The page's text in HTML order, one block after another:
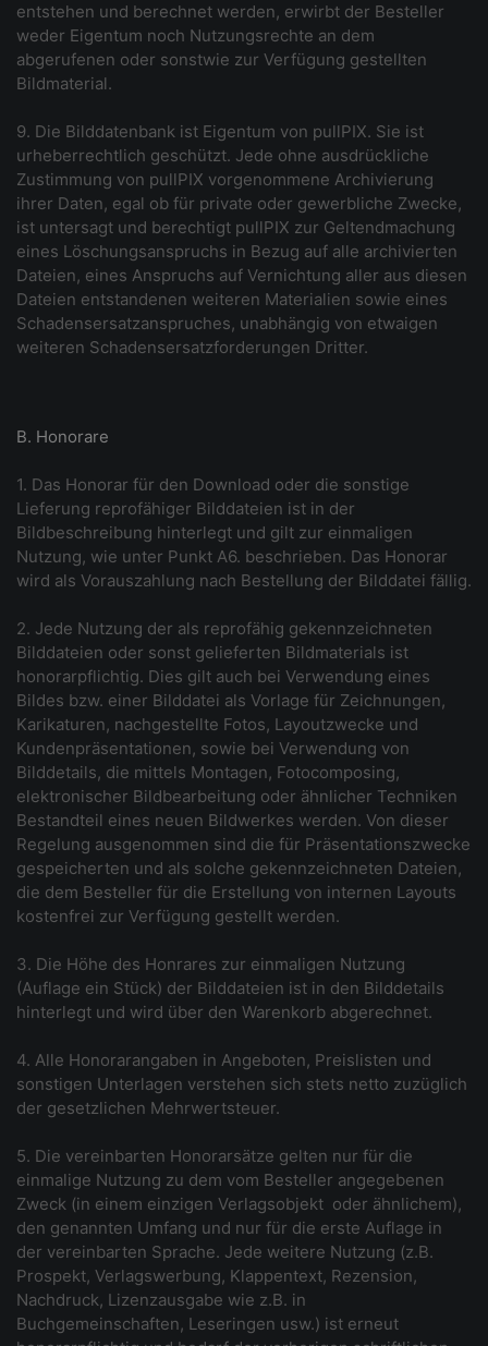
entstehen und berechnet werden, erwirbt der Besteller
weder Eigentum noch Nutzungsrechte an dem
abgerufenen oder sonstwie zur Verfügung gestellten
Bildmaterial.
9. Die Bilddatenbank ist Eigentum von pullPIX. Sie ist
urheberrechtlich geschützt. Jede ohne ausdrückliche
Zustimmung von pullPIX vorgenommene Archivierung
ihrer Daten, egal ob für private oder gewerbliche Zwecke,
ist untersagt und berechtigt pullPIX zur Geltendmachung
eines Löschungsanspruchs in Bezug auf alle archivierten
Dateien, eines Anspruchs auf Vernichtung aller aus diesen
Dateien entstandenen weiteren Materialien sowie eines
Schadensersatzanspruches, unabhängig von etwaigen
weiteren Schadensersatzforderungen Dritter.
B. Honorare
1. Das Honorar für den Download oder die sonstige
Lieferung reprofähiger Bilddateien ist in der
Bildbeschreibung hinterlegt und gilt zur einmaligen
Nutzung, wie unter Punkt A6. beschrieben. Das Honorar
wird als Vorauszahlung nach Bestellung der Bilddatei fällig.
2. Jede Nutzung der als reprofähig gekennzeichneten
Bilddateien oder sonst gelieferten Bildmaterials ist
honorarpflichtig. Dies gilt auch bei Verwendung eines
Bildes bzw. einer Bilddatei als Vorlage für Zeichnungen,
Karikaturen, nachgestellte Fotos, Layoutzwecke und
Kundenpräsentationen, sowie bei Verwendung von
Bilddetails, die mittels Montagen, Fotocomposing,
elektronischer Bildbearbeitung oder ähnlicher Techniken
Bestandteil eines neuen Bildwerkes werden. Von dieser
Regelung ausgenommen sind die für Präsentationszwecke
gespeicherten und als solche gekennzeichneten Dateien,
die dem Besteller für die Erstellung von internen Layouts
kostenfrei zur Verfügung gestellt werden.
3. Die Höhe des Honrares zur einmaligen Nutzung
(Auflage ein Stück) der Bilddateien ist in den Bilddetails
hinterlegt und wird über den Warenkorb abgerechnet.
4. Alle Honorarangaben in Angeboten, Preislisten und
sonstigen Unterlagen verstehen sich stets netto zuzüglich
der gesetzlichen Mehrwertsteuer.
5. Die vereinbarten Honorarsätze gelten nur für die
einmalige Nutzung zu dem vom Besteller angegebenen
Zweck (in einem einzigen Verlagsobjekt ­ oder ähnlichem),
den genannten Umfang und nur für die erste Auflage in
der vereinbarten Sprache. Jede weitere Nutzung (z.B.
Prospekt, Verlagswerbung, Klappentext, Rezension,
Nachdruck, Lizenzausgabe wie z.B. in
Buchgemeinschaften, Leseringen usw.) ist erneut